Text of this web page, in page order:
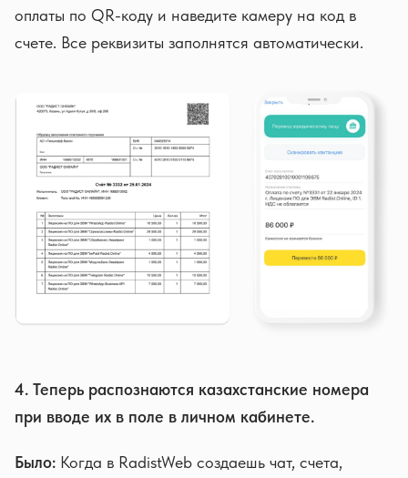
оплаты по QR-коду и наведите камеру на код в
счете. Все реквизиты заполнятся автоматически.
4. Теперь распознаются казахстанские номера
при вводе их в поле в личном кабинете.
Было: Когда в RadistWeb создаешь чат, счета,